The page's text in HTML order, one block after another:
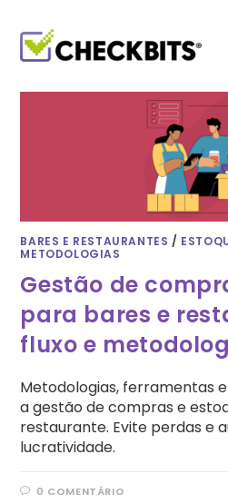
conteúdo
BARES E RESTAURANTES /
METODOLOGIAS
Gestão de
para bares e
fluxo e
Metodologias, ferramentas
a gestão de compras e
restaurante. Evite perdas e
lucratividade.
0 COMENTÁRIO